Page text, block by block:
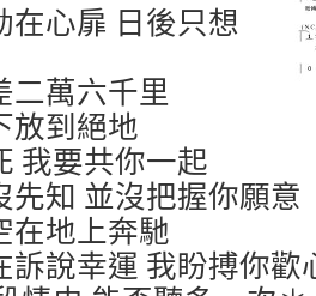
在心扉 日後只想
二萬六千里
放到絕地
我要共你一起
先知 並沒把握你願意
在地上奔馳
訴說幸運 我盼搏你歡